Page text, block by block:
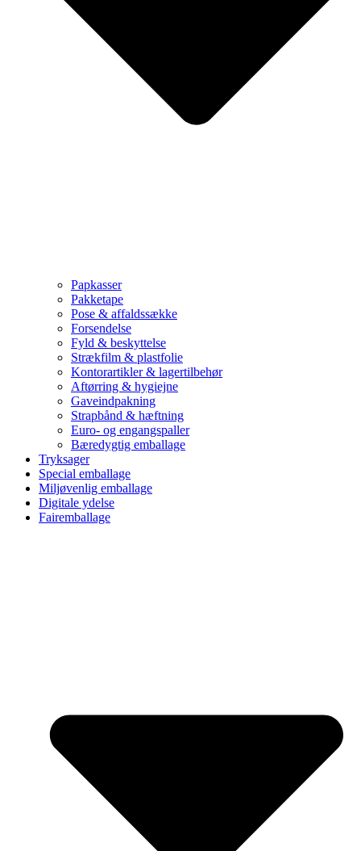
Papkasser
Pakketape
Pose & affaldssække
Forsendelse
Fyld & beskyttelse
Strækfilm & plastfolie
Kontorartikler & lagertilbehør
Aftørring & hygiejne
Gaveindpakning
Strapbånd & hæftning
Euro- og engangspaller
Bæredygtig emballage
Tryksager
Special emballage
Miljøvenlig emballage
Digitale ydelse
Fairemballage